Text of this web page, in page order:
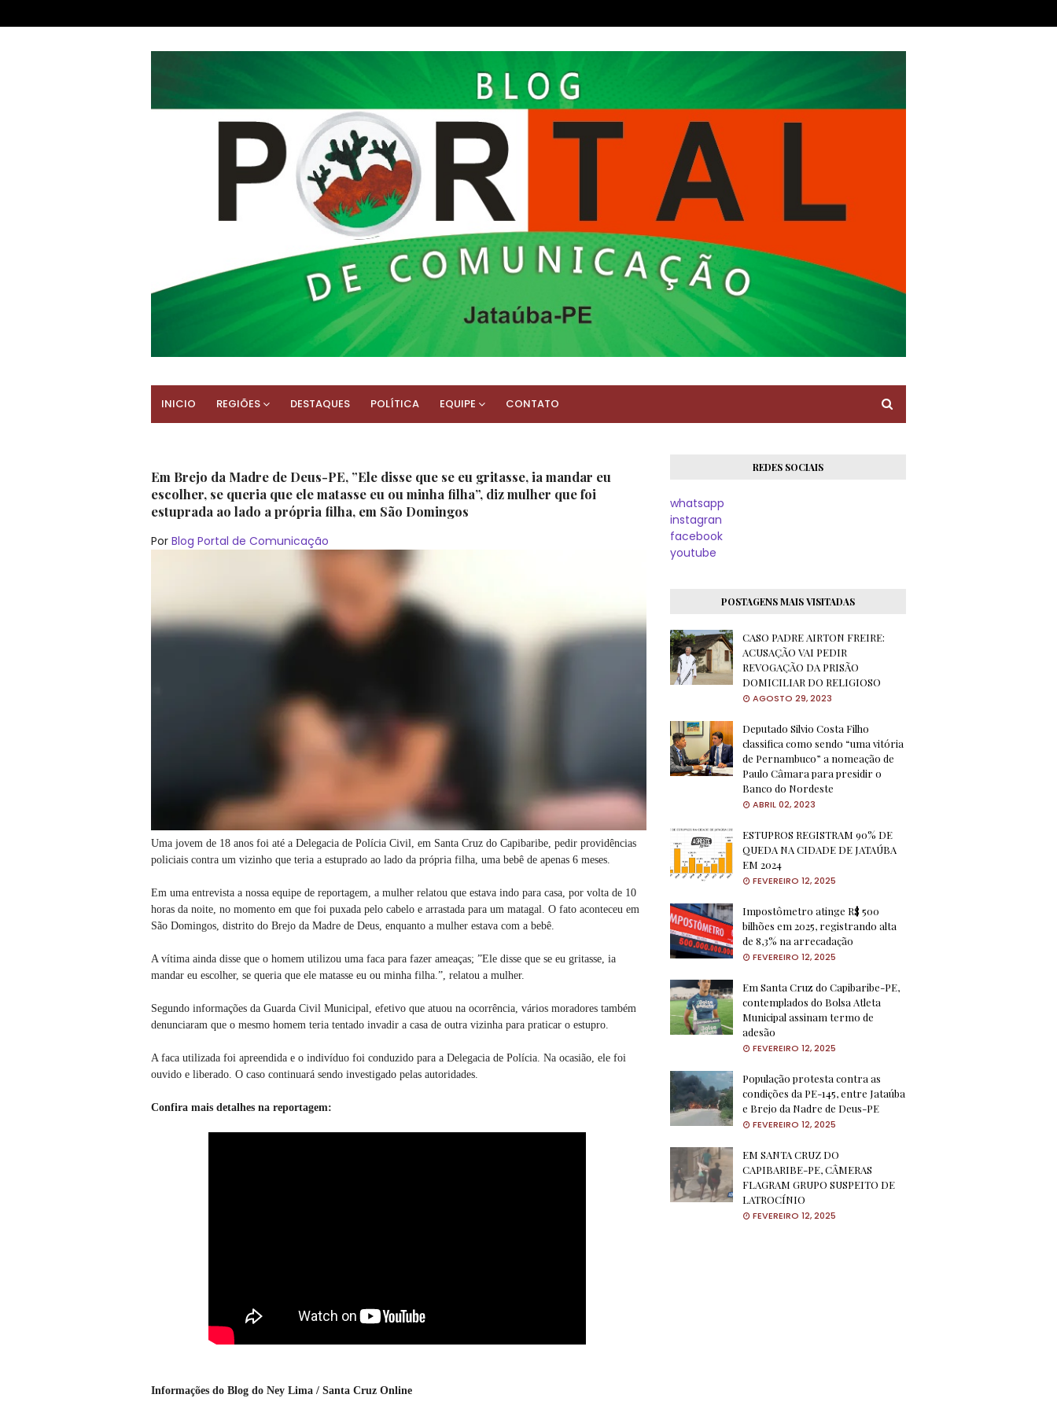
INICIO REGIÕES DESTAQUES POLÍTICA EQUIPE CONTATO
Em Brejo da Madre de Deus-PE, ”Ele disse que se eu gritasse, ia mandar eu
escolher, se queria que ele matasse eu ou minha filha”, diz mulher que foi
estuprada ao lado a própria filha, em São Domingos
Por Blog Portal de Comunicação
Uma jovem de 18 anos foi até a Delegacia de Polícia Civil, em Santa Cruz do Capibaribe, pedir providências
policiais contra um vizinho que teria a estuprado ao lado da própria filha, uma bebê de apenas 6 meses.
Em uma entrevista a nossa equipe de reportagem, a mulher relatou que estava indo para casa, por volta de 10
horas da noite, no momento em que foi puxada pelo cabelo e arrastada para um matagal. O fato aconteceu em
São Domingos, distrito do Brejo da Madre de Deus, enquanto a mulher estava com a bebê.
A vítima ainda disse que o homem utilizou uma faca para fazer ameaças; ”Ele disse que se eu gritasse, ia
mandar eu escolher, se queria que ele matasse eu ou minha filha.”, relatou a mulher.
Segundo informações da Guarda Civil Municipal, efetivo que atuou na ocorrência, vários moradores também
denunciaram que o mesmo homem teria tentado invadir a casa de outra vizinha para praticar o estupro.
A faca utilizada foi apreendida e o indivíduo foi conduzido para a Delegacia de Polícia. Na ocasião, ele foi
ouvido e liberado. O caso continuará sendo investigado pelas autoridades.
Confira mais detalhes na reportagem:
Informações do Blog do Ney Lima / Santa Cruz Online
REDES SOCIAIS
whatsapp
instagran
facebook
youtube
POSTAGENS MAIS VISITADAS
CASO PADRE AIRTON FREIRE:
ACUSAÇÃO VAI PEDIR
REVOGAÇÃO DA PRISÃO
DOMICILIAR DO RELIGIOSO
AGOSTO 29, 2023
Deputado Silvio Costa Filho
classifica como sendo “uma vitória
de Pernambuco” a nomeação de
Paulo Câmara para presidir o
Banco do Nordeste
ABRIL 02, 2023
ESTUPROS REGISTRAM 90% DE
QUEDA NA CIDADE DE JATAÚBA
EM 2024
FEVEREIRO 12, 2025
Impostômetro atinge R$ 500
bilhões em 2025, registrando alta
de 8,3% na arrecadação
FEVEREIRO 12, 2025
Em Santa Cruz do Capibaribe-PE,
contemplados do Bolsa Atleta
Municipal assinam termo de
adesão
FEVEREIRO 12, 2025
População protesta contra as
condições da PE-145, entre Jataúba
e Brejo da Nadre de Deus-PE
FEVEREIRO 12, 2025
EM SANTA CRUZ DO
CAPIBARIBE-PE, CÂMERAS
FLAGRAM GRUPO SUSPEITO DE
LATROCÍNIO
FEVEREIRO 12, 2025